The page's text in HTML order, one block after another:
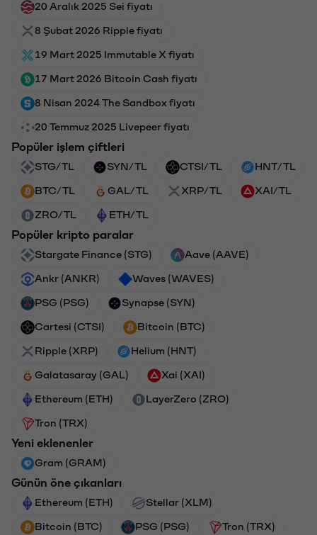
20 Aralık 2025 Sei fiyatı
8 Şubat 2026 Ripple fiyatı
19 Mart 2025 Immutable X fiyatı
17 Mart 2026 Bitcoin Cash fiyatı
8 Nisan 2024 The Sandbox fiyatı
20 Temmuz 2025 Livepeer fiyatı
Popüler işlem çiftleri
STG/TL SYN/TL CTSI/TL HNT/TL
BTC/TL GAL/TL XRP/TL XAI/TL
ZRO/TL ETH/TL
Popüler kripto paralar
Stargate Finance (STG) Aave (AAVE)
Ankr (ANKR) Waves (WAVES)
PSG (PSG) Synapse (SYN)
Cartesi (CTSI) Bitcoin (BTC)
Ripple (XRP) Helium (HNT)
Galatasaray (GAL) Xai (XAI)
Ethereum (ETH) LayerZero (ZRO)
Tron (TRX)
Yeni eklenenler
Gram (GRAM)
Günün öne çıkanları
Ethereum (ETH) Stellar (XLM)
Bitcoin (BTC) PSG (PSG) Tron (TRX)